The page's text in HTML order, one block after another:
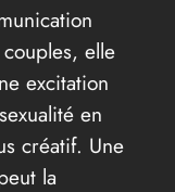
elle
excitation
en
créatif. Une
la